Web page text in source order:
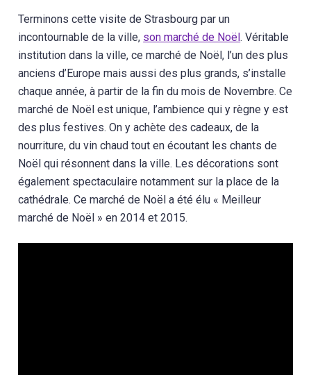
Terminons cette visite de Strasbourg par un
incontournable de la ville, son marché de Noël. Véritable
institution dans la ville, ce marché de Noël, l’un des plus
anciens d’Europe mais aussi des plus grands, s’installe
chaque année, à partir de la fin du mois de Novembre. Ce
marché de Noël est unique, l’ambience qui y règne y est
des plus festives. On y achète des cadeaux, de la
nourriture, du vin chaud tout en écoutant les chants de
Noël qui résonnent dans la ville. Les décorations sont
également spectaculaire notamment sur la place de la
cathédrale. Ce marché de Noël a été élu « Meilleur
marché de Noël » en 2014 et 2015.